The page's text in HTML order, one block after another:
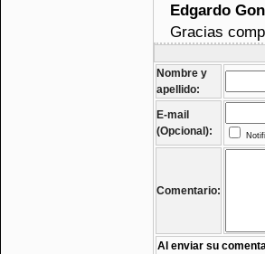
Edgardo
Gracias
Nombre y
apellido:
E-mail
(Opcional):
Comentario:
Al enviar su